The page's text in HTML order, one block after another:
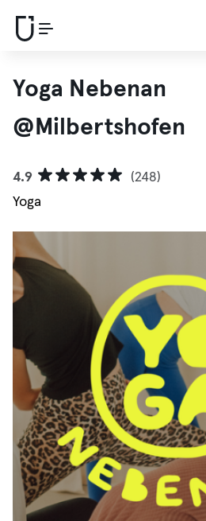
Yoga Nebenan
@Milbertshofen
4.9
(248)
Yoga